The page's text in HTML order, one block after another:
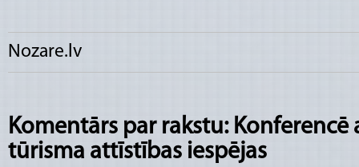
Nozare.lv
Komentārs par rakstu:
tūrisma attīstības iespējas